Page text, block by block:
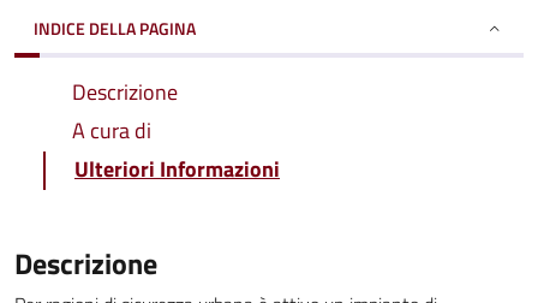
INDICE DELLA PAGINA
Descrizione
A cura di
Ulteriori Informazioni
Descrizione